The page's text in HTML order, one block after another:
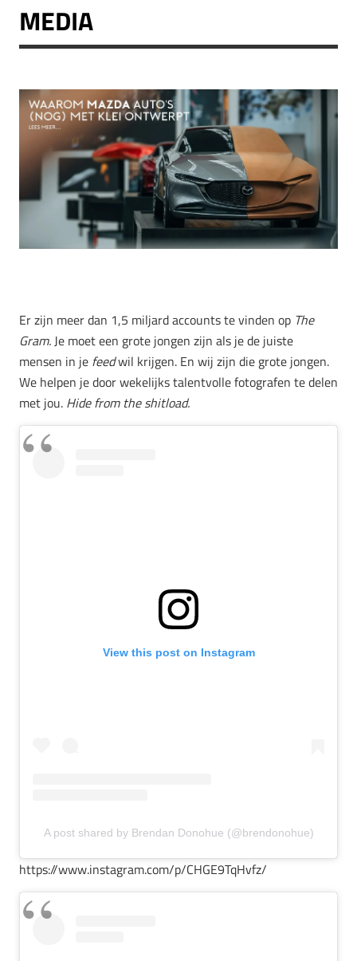
MEDIA
Er zijn meer dan 1,5 miljard accounts te vinden op The
Gram. Je moet een grote jongen zijn als je de juiste
mensen in je feedwil krijgen. En wij zijn die grote jongen.
We helpen je door wekelijks talentvolle fotografen te delen
met jou. Hide from the shitload.
View this post on Instagram
A post shared by Brendan Donohue (@brendonohue)
https://www.instagram.com/p/CHGE9TqHvfz/